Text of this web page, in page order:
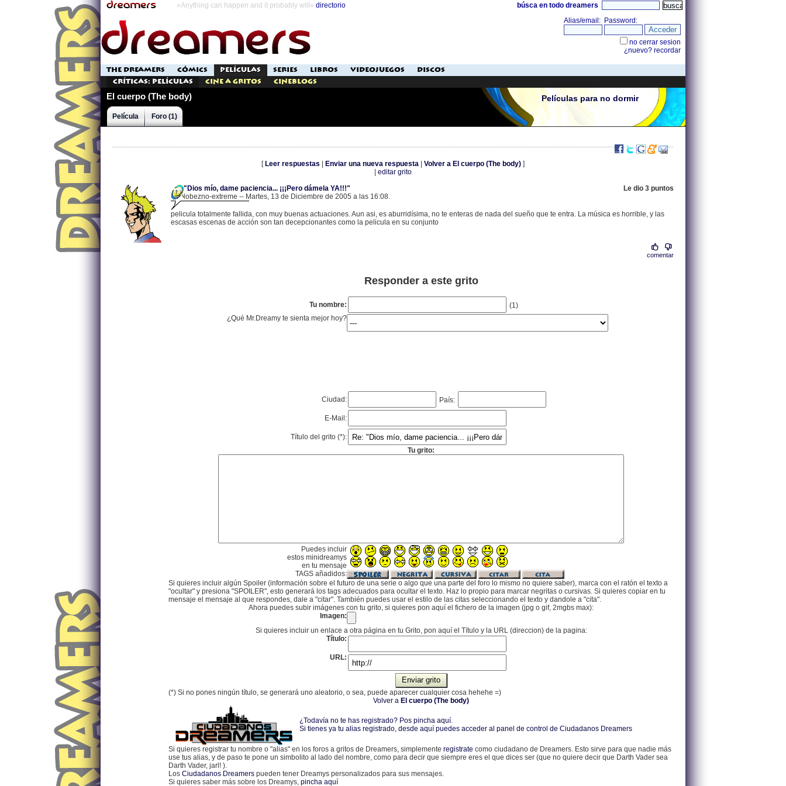
«Anything can happen and it probably will» directorio búsca en todo dreamers
THE DREAMERS CÓMICS PELÍCULAS SERIES LIBROS VIDEOJUEGOS
DISCOS
Críticas: Películas
Cine a Gritos Cineblogs
El cuerpo (The body) Películas para no dormir
Película Foro (1)
[ Leer respuestas Enviar una nueva respuesta Volver a El cuerpo (The body) ]
editar grito
"Dios mío, dame paciencia... ¡¡¡Pero dámela YA!!!"
Le dio 3 puntos
lobezno-extreme -- Martes, 13 de Diciembre de 2005 a las 16:08.
pelicula totalmente fallida, con muy buenas actuaciones. Aun asi, es aburridísima, no te enteras de nada del sueño que te entra. La música es horrible, y las
escasas escenas de acción son tan decepcionantes como la pelicula en su conjunto
comentar
Responder a este grito
Tu nombre:
(1)
¿Qué Mr.Dreamy te sienta mejor hoy?
Ciudad: País:
E-Mail:
Título del grito (*):
Tu grito:
Puedes incluir
estos minidreamys
en tu mensaje
TAGS añadidos:
Si quieres incluir algún Spoiler (información sobre el futuro de una serie o algo que una parte del foro lo mismo no quiere saber), marca con el ratón el texto a
"ocultar" y presiona "SPOILER", esto generará los tags adecuados para ocultar el texto. Haz lo propio para marcar negritas o cursivas. Si quieres copiar en tu
mensaje el mensaje al que respondes, dale a "citar". También puedes usar el estilo de las citas seleccionando el texto y dandole a "cita".
Ahora puedes subir imágenes con tu grito, si quieres pon aquí el fichero de la imagen (jpg o gif, 2mgbs max):
Imagen:
Si quieres incluir un enlace a otra página en tu Grito, pon aquí el Título y la URL (direccion) de la pagina:
Título:
URL:
(*) Si no pones ningún título, se generará uno aleatorio, o sea, puede aparecer cualquier cosa hehehe =)
Volver a El cuerpo (The body)
¿Todavía no te has registrado? Pos pincha aquí.
Si tienes ya tu alias registrado, desde aquí puedes acceder al panel de control de Ciudadanos Dreamers
Si quieres registrar tu nombre o "alias" en los foros a gritos de Dreamers, simplemente registrate como ciudadano de Dreamers. Esto sirve para que nadie más
use tus alias, y de paso te pone un simbolito al lado del nombre, como para decir que siempre eres el que dices ser (que no quiere decir que Darth Vader sea
Darth Vader, jarl! ).
Los Ciudadanos Dreamers pueden tener Dreamys personalizados para sus mensajes.
Si quieres saber más sobre los Dreamys, pincha aquí